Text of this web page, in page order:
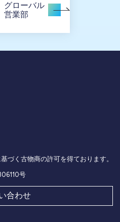
グローバル
営業部
づく古物商の許可を得ております。
号
合わせ